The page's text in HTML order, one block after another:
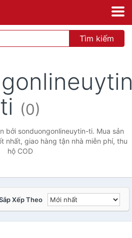
Tìm kiếm
ti (0)
bởi sonduongonlineuytin-ti. Mua sản
nhất, giao hàng tận nhà miễn phí, thu
hộ COD
Xếp Theo